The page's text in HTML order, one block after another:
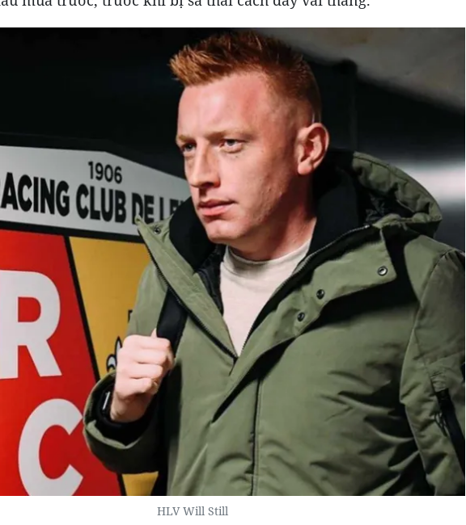
HLV Will Still